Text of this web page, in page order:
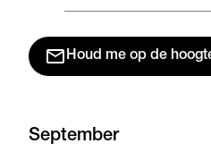
Houd me op de
September